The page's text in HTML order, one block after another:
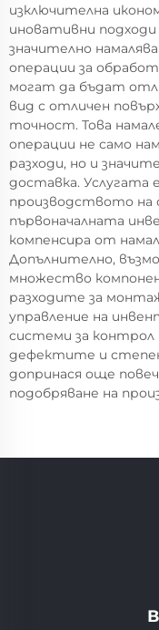
изключителна
иновативни
значително
операции за
могат да бъдат
вид с отличен
точност. Това
операции не само
разходи, но и
доставка. Услугата
производството на
първоначалната
компенсира от
Допълнително,
множество
разходите за
управление на
системи за контрол
дефектите и
допринася още
подобряване на